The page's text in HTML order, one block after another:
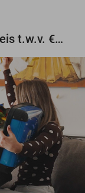
Maak gratis kans op een droomreis t.w.v. €3.000!